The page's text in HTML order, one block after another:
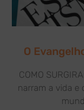
O
COMO
narram a vida e